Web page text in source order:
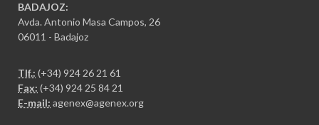
BADAJOZ:
Avda. Antonio Masa Campos, 26
06011 - Badajoz
Tlf.: (+34) 924 26 21 61
Fax: (+34) 924 25 84 21
E-mail: agenex@agenex.org